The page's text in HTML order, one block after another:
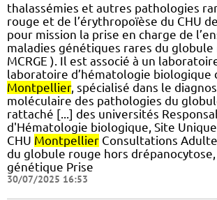
thalassémies et autres pathologies
rouge et de l’érythropoïèse du CHU de
pour mission la prise en charge de
maladies génétiques rares du globule
MCRGE ). Il est associé à un
laboratoire d’hématologie biologique
Montpellier, spécialisé dans le
moléculaire des pathologies du
rattaché [...] des universités
d'Hématologie biologique, Site
CHU Montpellier Consultations
du globule rouge hors drépanocytose,
génétique Prise
30/07/2025 16:53